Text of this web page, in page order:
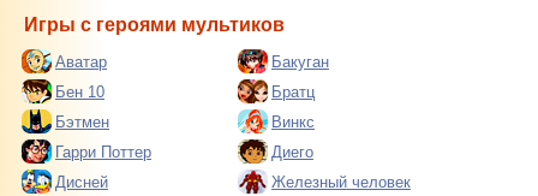
Игры с героями мультиков
Аватар
Бакуган
Бен 10
Братц
Бэтмен
Винкс
Гарри Поттер
Диего
Дисней
Железный человек